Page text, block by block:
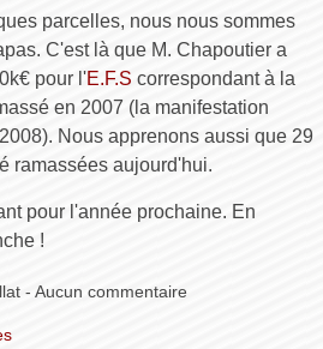
parcelles, nous nous sommes
C'est là que M. Chapoutier a
pour l'E.F.S correspondant à la
en 2007 (la manifestation
Nous apprenons aussi que 29
ramassées aujourd'hui.
pour l'année prochaine. En
!
- Aucun commentaire